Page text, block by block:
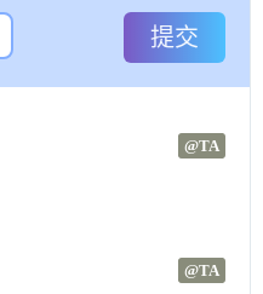
提交
@TA
@TA